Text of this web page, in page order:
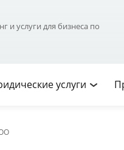
и услуги для бизнеса по
услуги